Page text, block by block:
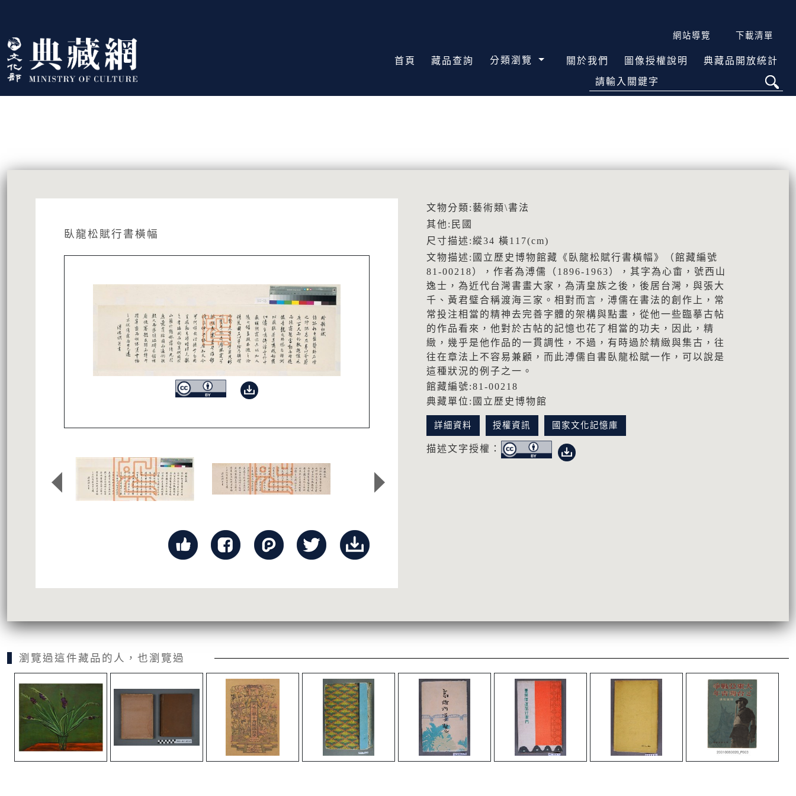
:::
網站導覽 下載清單
首頁 藏品查詢 分類瀏覽 關於我們 圖像授權說明 典藏品開放統計
請輸入關鍵字
臥龍松賦行書橫幅
文物分類:藝術類\書法
其他:民國
尺寸描述:縱34 橫117(cm)
文物描述:國立歷史博物館藏《臥龍松賦行書橫幅》（館藏編號
81-00218），作者為溥儒（1896-1963），其字為心畬，號西山
逸士，為近代台灣書畫大家，為清皇族之後，後居台灣，與張大
千、黃君璧合稱渡海三家。相對而言，溥儒在書法的創作上，常
常投注相當的精神去完善字體的架構與點畫，從他一些臨摹古帖
的作品看來，他對於古帖的記憶也花了相當的功夫，因此，精
緻，幾乎是他作品的一貫調性，不過，有時過於精緻與集古，往
往在章法上不容易兼顧，而此溥儒自書臥龍松賦一作，可以說是
這種狀況的例子之一。
館藏編號:81-00218
典藏單位:國立歷史博物館
詳細資料 授權資訊 國家文化記憶庫
描述文字授權：
瀏覽過這件藏品的人，也瀏覽過